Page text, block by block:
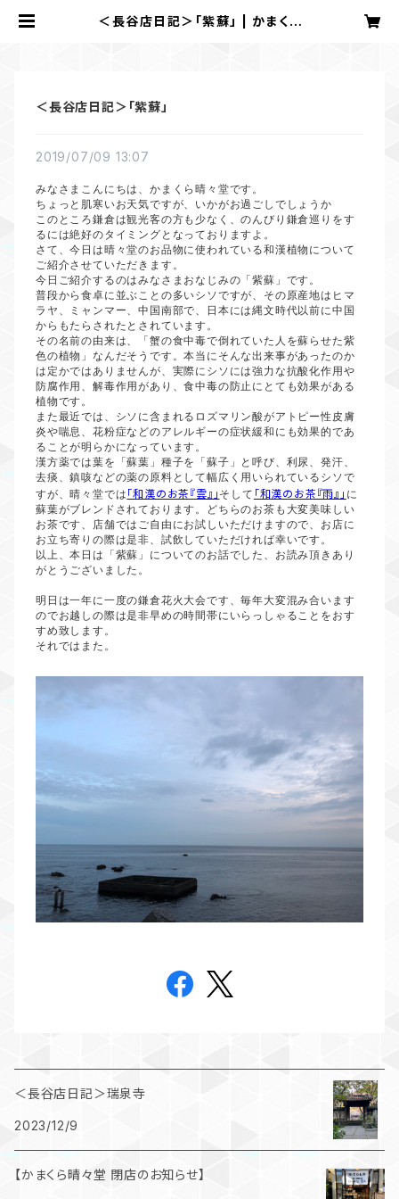
＜長谷店日記＞「紫蘇」 | かまくら
＜長谷店日記＞「紫蘇」
2019/07/09 13:07
みなさまこんにちは、かまくら晴々堂です。
ちょっと肌寒いお天気ですが、いかがお過ごしでしょうか
このところ鎌倉は観光客の方も少なく、のんびり鎌倉巡りをす
るには絶好のタイミングとなっておりますよ。
さて、今日は晴々堂のお品物に使われている和漢植物について
ご紹介させていただきます。
今日ご紹介するのはみなさまおなじみの「紫蘇」です。
普段から食卓に並ぶことの多いシソですが、その原産地はヒマ
ラヤ、ミャンマー、中国南部で、日本には縄文時代以前に中国
からもたらされたとされています。
その名前の由来は、「蟹の食中毒で倒れていた人を蘇らせた紫
色の植物」なんだそうです。本当にそんな出来事があったのか
は定かではありませんが、実際にシソには強力な抗酸化作用や
防腐作用、解毒作用があり、食中毒の防止にとても効果がある
植物です。
また最近では、シソに含まれるロズマリン酸がアトピー性皮膚
炎や喘息、花粉症などのアレルギーの症状緩和にも効果的であ
ることが明らかになっています。
漢方薬では葉を「蘇葉」種子を「蘇子」と呼び、利尿、発汗、
去痰、鎮咳などの薬の原料として幅広く用いられているシソで
すが、晴々堂では 「和漢のお茶『雲』」 そして 「和漢のお茶『雨』」 に
蘇葉がブレンドされております。どちらのお茶も大変美味しい
お茶です、店舗ではご自由にお試しいただけますので、お店に
お立ち寄りの際は是非、試飲していただければ幸いです。
以上、本日は「紫蘇」についてのお話でした、お読み頂きあり
がとうございました。
明日は一年に一度の鎌倉花火大会です、毎年大変混み合います
のでお越しの際は是非早めの時間帯にいらっしゃることをおす
すめ致します。
それではまた。
＜長谷店日記＞瑞泉寺
2023/12/9
【かまくら晴々堂 閉店のお知らせ】